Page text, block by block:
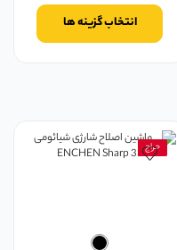
انتخاب گزینه ها
حراج